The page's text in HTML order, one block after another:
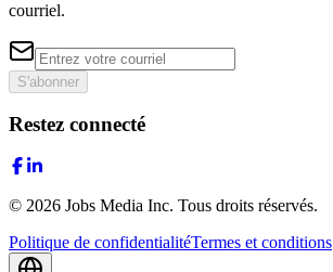
courriel.
S'abonner
Restez connecté
© 2026 Jobs Media Inc. Tous droits réservés.
Politique de confidentialitéTermes et conditions